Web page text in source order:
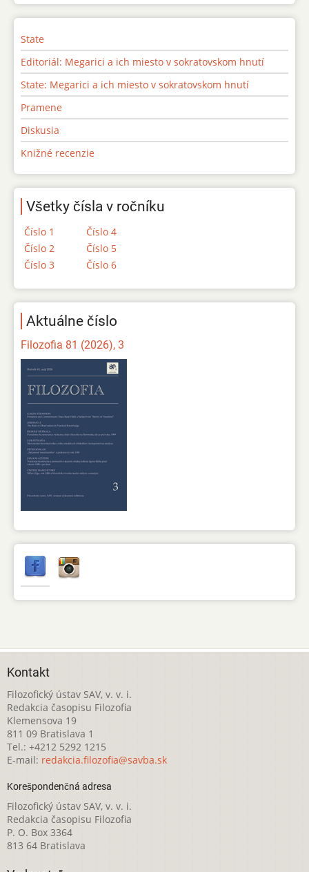
State
Editoriál: Megarici a ich miesto v sokratovskom hnutí
State: Megarici a ich miesto v sokratovskom hnutí
Pramene
Diskusia
Knižné recenzie
Všetky čísla v ročníku
Číslo 1
Číslo 2
Číslo 3
Číslo 4
Číslo 5
Číslo 6
Aktuálne číslo
Filozofia 81 (2026), 3
Kontakt
Filozofický ústav SAV, v. v. i.
Redakcia časopisu Filozofia
Klemensova 19
811 09 Bratislava 1
Tel.: +4212 5292 1215
E-mail: redakcia.filozofia@savba.sk
Korešpondenčná adresa
Filozofický ústav SAV, v. v. i.
Redakcia časopisu Filozofia
P. O. Box 3364
813 64 Bratislava